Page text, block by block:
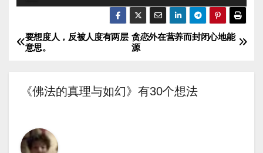
频
放
文
导
贪恋外在营养而封闭心地能
源
要想度人，反被人度有两层
意思。
《佛法的真理与如幻》有30个想法